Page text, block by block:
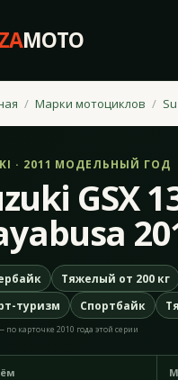
MOTO
Марки мотоциклов
· 2011 МОДЕЛЬНЫЙ ГОД
GSX
Тяжелый от 200 кг
туризм
Спортбайк
по карточке 2010 года этой серии